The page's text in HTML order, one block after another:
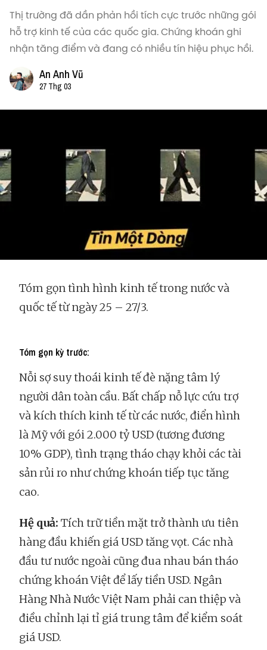
Thị trường đã dần phản hồi tích cực trước những gói
hỗ trợ kinh tế của các quốc gia. Chứng khoán ghi
nhận tăng điểm và đang có nhiều tín hiệu phục hồi.
An Anh Vũ
27 Thg 03
Tóm gọn tình hình kinh tế trong nước và
quốc tế từ ngày 25 – 27/3.
Tóm gọn kỳ trước:
Nỗi sợ suy thoái kinh tế đè nặng tâm lý
người dân toàn cầu. Bất chấp nỗ lực cứu trợ
và kích thích kinh tế từ các nước, điển hình
là Mỹ với gói 2.000 tỷ USD (tương đương
10% GDP), tình trạng tháo chạy khỏi các tài
sản rủi ro như chứng khoán tiếp tục tăng
cao.
Hệ quả: Tích trữ tiền mặt trở thành ưu tiên
hàng đầu khiến giá USD tăng vọt. Các nhà
đầu tư nước ngoài cũng đua nhau bán tháo
chứng khoán Việt để lấy tiền USD. Ngân
Hàng Nhà Nước Việt Nam phải can thiệp và
điều chỉnh lại tỉ giá trung tâm để kiểm soát
giá USD.